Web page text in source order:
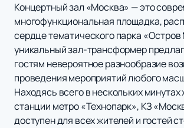
Концертный зал «Москва» — это
многофункциональная площадка,
сердце тематического парка
уникальный зал-трансформер
гостям невероятное разнообразие
проведения мероприятий любого
Находясь всего в нескольких минутах
станции метро «Технопарк», КЗ
доступен для всех жителей и гостей